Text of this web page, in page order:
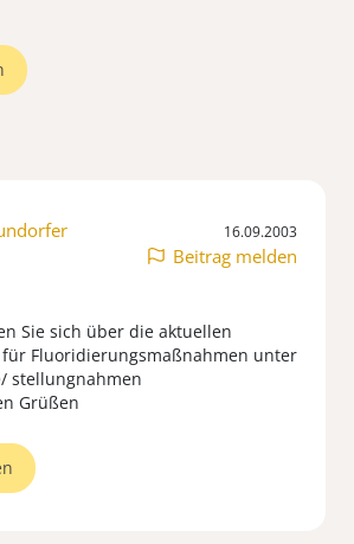
16.09.2003
Beitrag melden
Sie sich über die aktuellen
Fluoridierungsmaßnahmen unter
stellungnahmen
Grüßen